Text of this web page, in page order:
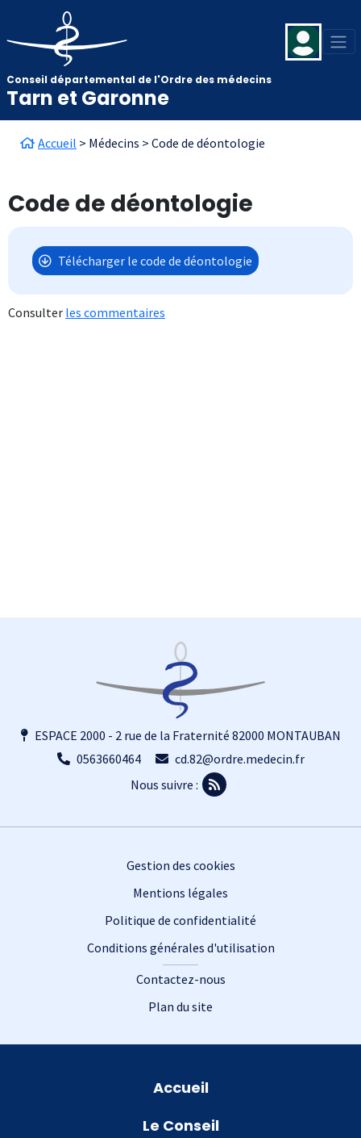
Aller au contenu principal
Conseil départemental de l'Ordre des médecins
Tarn et Garonne
Fil d'Ariane
Accueil Médecins Code de déontologie
Code de déontologie
Télécharger le code de déontologie
Consulter les commentaires
ESPACE 2000 - 2 rue de la Fraternité 82000 MONTAUBAN
0563660464
cd.82@ordre.medecin.fr
Nous suivre :
Gestion des cookies
Mentions légales
Politique de confidentialité
Conditions générales d'utilisation
Contactez-nous
Plan du site
Accueil
Le Conseil
Panneau de gestion des cookies